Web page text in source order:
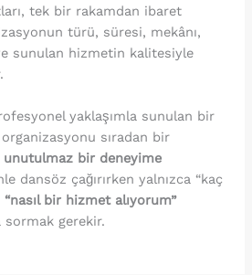
tek bir rakamdan ibaret
türü, süresi, mekânı,
sunulan hizmetin kalitesiyle
yaklaşımla sunulan bir
sıradan bir
unutulmaz bir deneyime
dansöz çağırırken yalnızca “kaç
“nasıl bir hizmet alıyorum”
gerekir.